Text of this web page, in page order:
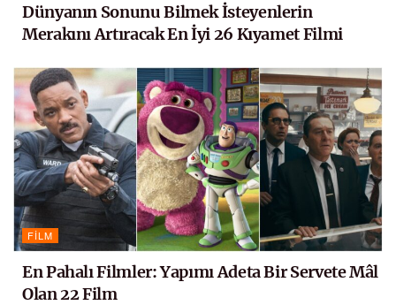
Dünyanın Sonunu Bilmek İsteyenlerin
Merakını Artıracak En İyi 26 Kıyamet Filmi
FILM
En Pahalı Filmler: Yapımı Adeta Bir Servete Mâl
Olan 22 Film